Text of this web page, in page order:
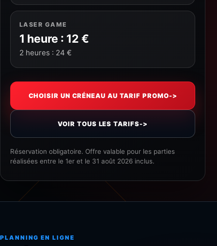
LASER GAME
1 heure : 12 €
2 heures : 24 €
CHOISIR UN CRÉNEAU AU TARIF PROMO->
VOIR TOUS LES TARIFS->
Réservation obligatoire. Offre valable pour les parties
réalisées entre le 1er et le 31 août 2026 inclus.
PLANNING EN LIGNE